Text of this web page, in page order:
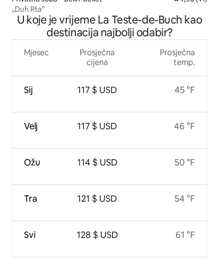
„Duh Rta”
U koje je vrijeme La Teste-de-Buch kao
destinacija najbolji odabir?
Mjesec
Sij
Velj
Ožu
Tra
Svi
Prosječna
cijena
117 $ USD
117 $ USD
114 $ USD
121 $ USD
128 $ USD
Prosječna
temp.
45 °F
46 °F
50 °F
54 °F
61 °F